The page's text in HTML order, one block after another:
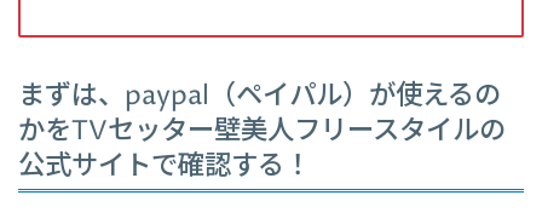
まずは、paypal（ペイパル）が使えるの
かをTVセッター壁美人フリースタイルの
公式サイトで確認する！